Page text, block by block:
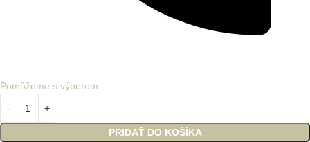
PRIDAŤ DO KOŠÍKA
Pomôžeme s výberom